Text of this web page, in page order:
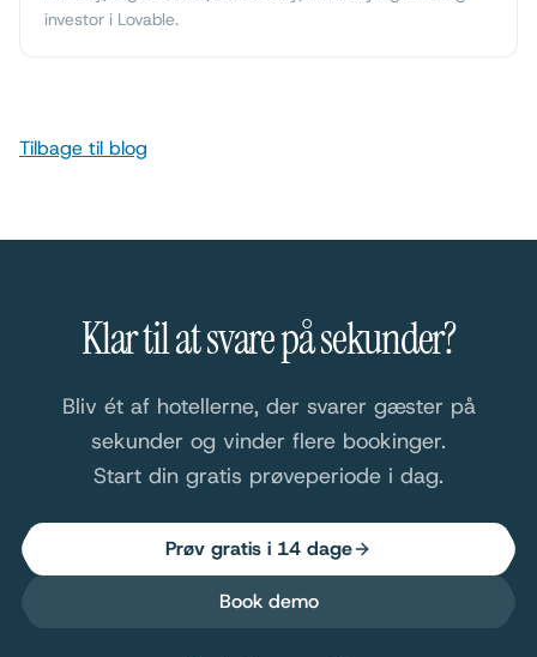
investor i Lovable.
Tilbage til blog
Klar til at svare på sekunder?
Bliv ét af hotellerne, der svarer gæster på
sekunder og vinder flere bookinger.
Start din gratis prøveperiode i dag.
Prøv gratis i 14 dage
Book demo